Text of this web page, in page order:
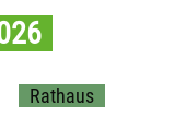
Rathaus